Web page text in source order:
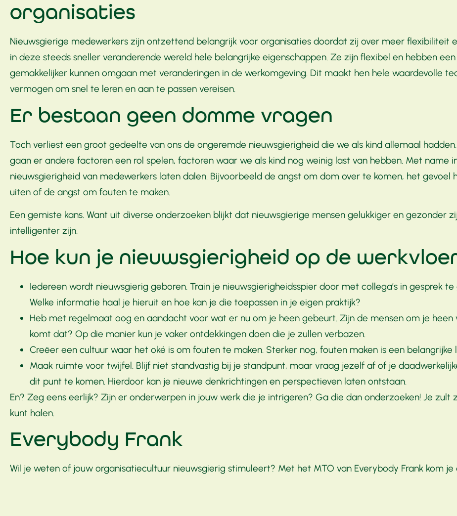
organisaties
Nieuwsgierige medewerkers zijn ontzettend belangrijk voor organisaties doordat zij over meer flexibiliteit
in deze steeds sneller veranderende wereld hele belangrijke eigenschappen. Ze zijn flexibel en hebben
gemakkelijker kunnen omgaan met veranderingen in de werkomgeving. Dit maakt hen hele waardevolle
vermogen om snel te leren en aan te passen vereisen.
Er bestaan geen domme vragen
Toch verliest een groot gedeelte van ons de ongeremde nieuwsgierigheid die we als kind allemaal
gaan er andere factoren een rol spelen, factoren waar we als kind nog weinig last van hebben. Met name
nieuwsgierigheid van medewerkers laten dalen. Bijvoorbeeld de angst om dom over te komen, het
uiten of de angst om fouten te maken.
Een gemiste kans. Want uit diverse onderzoeken blijkt dat nieuwsgierige mensen gelukkiger en gezonder
intelligenter zijn.
Hoe kun je nieuwsgierigheid op de
Iedereen wordt nieuwsgierig geboren. Train je nieuwsgierigheidsspier door met collega’s in gesprek
Welke informatie haal je hieruit en hoe kan je die toepassen in je eigen praktijk?
Heb met regelmaat oog en aandacht voor wat er nu om je heen gebeurt. Zijn de mensen om je heen
komt dat? Op die manier kun je vaker ontdekkingen doen die je zullen verbazen.
Creëer een cultuur waar het oké is om fouten te maken. Sterker nog, fouten maken is een belangrijke
Maak ruimte voor twijfel. Blijf niet standvastig bij je standpunt, maar vraag jezelf af of je
dit punt te komen. Hierdoor kan je nieuwe denkrichtingen en perspectieven laten ontstaan.
En? Zeg eens eerlijk? Zijn er onderwerpen in jouw werk die je intrigeren? Ga die dan onderzoeken! Je
kunt halen.
Everybody Frank
Wil je weten of jouw organisatiecultuur nieuwsgierig stimuleert? Met het MTO van Everybody Frank kom je